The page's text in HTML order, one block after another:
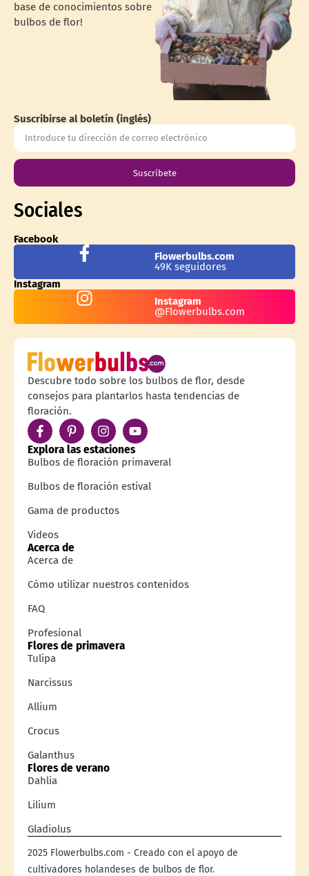
base de conocimientos sobre
bulbos de flor!
Suscribirse al boletín (inglés)
Suscríbete
Sociales
Facebook
Flowerbulbs.com
49K seguidores
Instagram
Instagram
@Flowerbulbs.com
Descubre todo sobre los bulbos de flor, desde
consejos para plantarlos hasta tendencias de
floración.
Explora las estaciones
Bulbos de floración primaveral
Bulbos de floración estival
Gama de productos
Videos
Acerca de
Acerca de
Cómo utilizar nuestros contenidos
FAQ
Profesional
Flores de primavera
Tulipa
Narcissus
Allium
Crocus
Galanthus
Flores de verano
Dahlia
Lilium
Gladiolus
2025 Flowerbulbs.com - Creado con el apoyo de
cultivadores holandeses de bulbos de flor.